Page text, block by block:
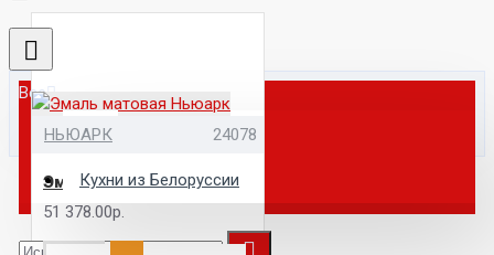
Все
Все
Кухни из Белоруссии
НЬЮАРК 24078
Эмаль матовая Ньюарк
51 378.00р.